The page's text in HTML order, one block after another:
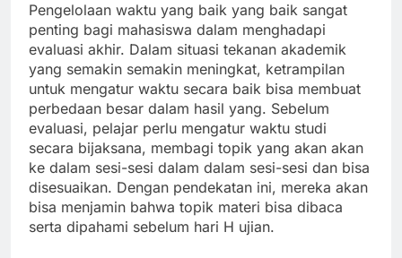
Pengelolaan waktu yang baik yang baik sangat
penting bagi mahasiswa dalam menghadapi
evaluasi akhir. Dalam situasi tekanan akademik
yang semakin semakin meningkat, ketrampilan
untuk mengatur waktu secara baik bisa membuat
perbedaan besar dalam hasil yang. Sebelum
evaluasi, pelajar perlu mengatur waktu studi
secara bijaksana, membagi topik yang akan akan
ke dalam sesi-sesi dalam dalam sesi-sesi dan bisa
disesuaikan. Dengan pendekatan ini, mereka akan
bisa menjamin bahwa topik materi bisa dibaca
serta dipahami sebelum hari H ujian.